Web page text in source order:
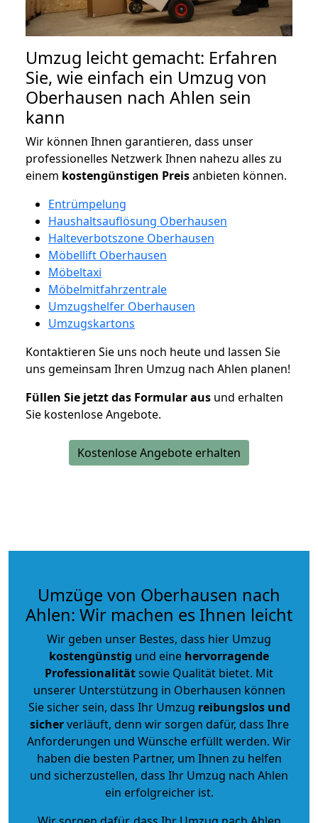
Umzug leicht gemacht: Erfahren
Sie, wie einfach ein Umzug von
Oberhausen nach Ahlen sein
kann
Wir können Ihnen garantieren, dass unser
professionelles Netzwerk Ihnen nahezu alles zu
einem kostengünstigen Preisanbieten können.
Entrümpelung
Haushaltsauflösung Oberhausen
Halteverbotszone Oberhausen
Möbellift Oberhausen
Möbeltaxi
Möbelmitfahrzentrale
Umzugshelfer Oberhausen
Umzugskartons
Kontaktieren Sie uns noch heute und lassen Sie
uns gemeinsam Ihren Umzug nach Ahlen planen!
Füllen Sie jetzt das Formular aus und erhalten
Sie kostenlose Angebote.
Kostenlose Angebote erhalten
Umzüge von Oberhausen nach
Ahlen: Wir machen es Ihnen leicht
Wir geben unser Bestes, dass hier Umzug
kostengünstig und eine hervorragende
Professionalitätsowie Qualität bietet. Mit
unserer Unterstützung in Oberhausen können
Sie sicher sein, dass Ihr Umzug reibungslos und
sicherverläuft, denn wir sorgen dafür, dass Ihre
Anforderungen und Wünsche erfüllt werden. Wir
haben die besten Partner, um Ihnen zu helfen
und sicherzustellen, dass Ihr Umzug nach Ahlen
ein erfolgreicher ist.